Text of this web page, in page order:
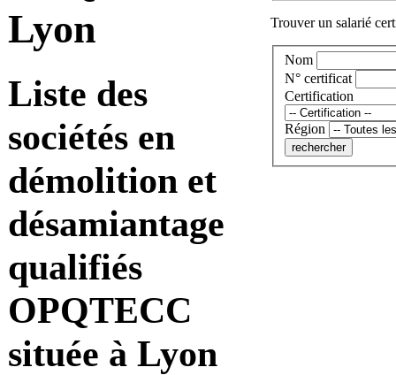
Lyon
Liste des
sociétés en
démolition et
désamiantage
qualifiés
OPQTECC
située à Lyon
Trouver un salarié
Nom
N° certificat
Certification
Région